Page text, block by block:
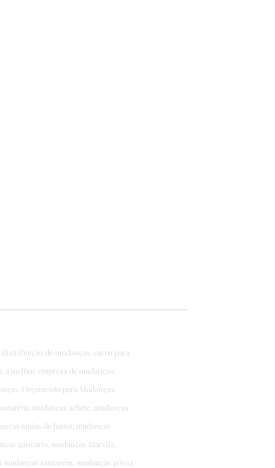
distribuição de mudanças, carro para
melhor empresa de mudanças,
Orçamento para Mudanças,
mudanças achete, mudanças
amias de baixo, mudanças
gançaria, mudanças Marvila,
santarém, mudanças póvoa